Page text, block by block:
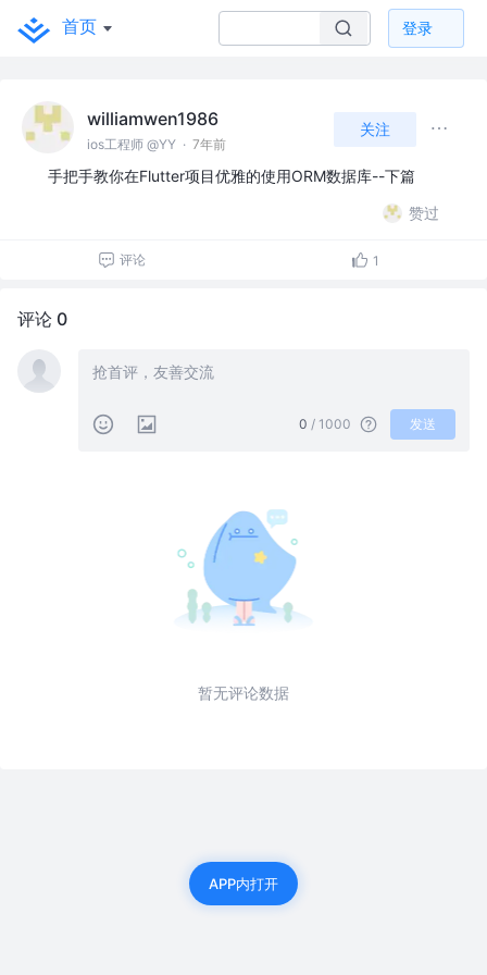
首页 登录
williamwen1986
ios工程师 @YY · 7年前
关注
手把手教你在Flutter项目优雅的使用ORM数据库--下篇
赞过
评论 1
评论 0
0 / 1000 发送
暂无评论数据
APP内打开